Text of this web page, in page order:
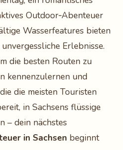
Outdoor‑Abenteuer
Wasserfeatures bieten
Erlebnisse.
die besten Routen zu
kennenzulernen und
die meisten Touristen
in Sachsens flüssige
– dein nächstes
in Sachsen beginnt